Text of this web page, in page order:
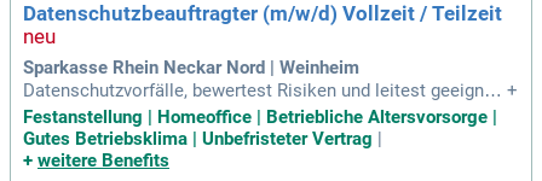
Datenschutzbeauftragter (m/w/d) Vollzeit / Teilzeit
Sparkasse Rhein Neckar Nord | Weinheim
Datenschutzvorfälle, bewertest Risiken und leitest geeignet
Maßnahmen ein. berätst interne Fachbereiche zu Datenschu
tzthemen. koordinierst und führst Schulungen sowie Sensibi
lisierungsmaßnahmen durch, um das Datenschutzbewussts
+
Festanstellung | Homeoffice | Betriebliche Altersvorsorge |
Gutes Betriebsklima | Unbefristeter Vertrag |
+ weitere Benefits